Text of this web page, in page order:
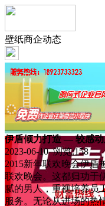
壁纸商企动态
伊盾倾力打造 — 较感
2023-06-10 浏览:158
2015新年联欢晚会伊盾
联欢晚会。这都归功于
腻的男人，重视培养员
服务。无论从进场的热